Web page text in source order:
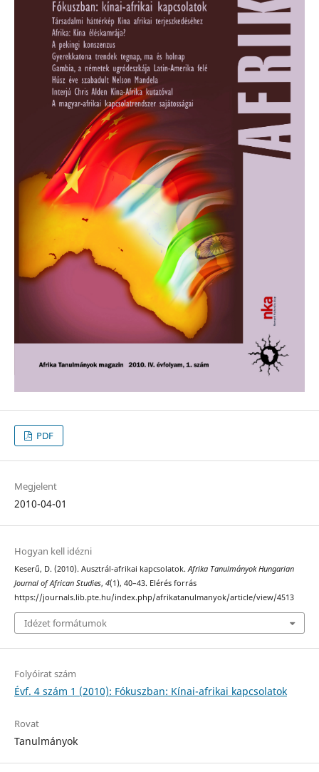
PDF
Megjelent
2010-04-01
Hogyan kell idézni
Keserű, D. (2010). Ausztrál-afrikai kapcsolatok.Afrika Tanulmányok Hungarian
Journal of African Studies, 4(1), 40–43. Elérés forrás
https://journals.lib.pte.hu/index.php/afrikatanulmanyok/article/view/4513
Idézet formátumok
Folyóirat szám
Évf. 4 szám 1 (2010): Fókuszban: Kínai-afrikai kapcsolatok
Rovat
Tanulmányok